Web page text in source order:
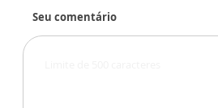
Seu comentário